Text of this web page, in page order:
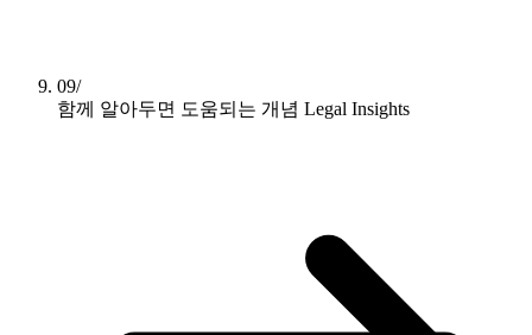
09/
함께 알아두면 도움되는 개념 Legal Insights